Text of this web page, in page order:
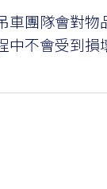
車團隊會對
中不會受到損